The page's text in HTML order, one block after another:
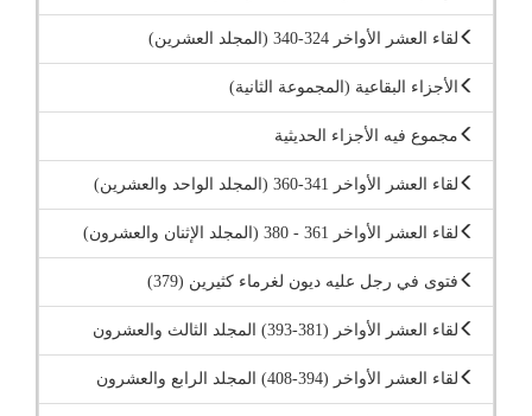
لقاء العشر الأواخر 324-340 (المجلد العشرين)
الأجزاء البقاعية (المجموعة الثانية)
مجموع فيه الأجزاء الحديثية
لقاء العشر الأواخر 341-360 (المجلد الواحد والعشرين)
لقاء العشر الأواخر 361 - 380 (المجلد الإثنان والعشرون)
فتوى في رجل عليه ديون لغرماء كثيرين (379)
لقاء العشر الأواخر (381-393) المجلد الثالث والعشرون
لقاء العشر الأواخر (394-408) المجلد الرابع والعشرون